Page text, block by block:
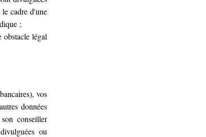
cadre d'une
;
obstacle légal
vos
données
conseiller
ou